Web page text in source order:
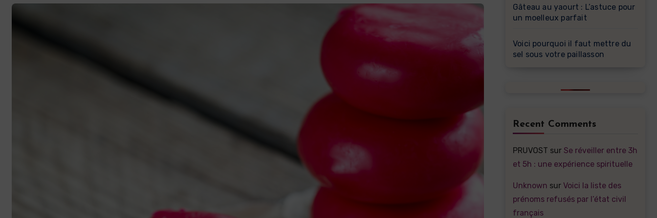
Gâteau au yaourt : L’astuce pour
un moelleux parfait
Voici pourquoi il faut mettre du
sel sous votre paillasson
Recent Comments
PRUVOST sur Se réveiller entre 3h
et 5h : une expérience spirituelle
Unknown sur Voici la liste des
prénoms refusés par l’état civil
français